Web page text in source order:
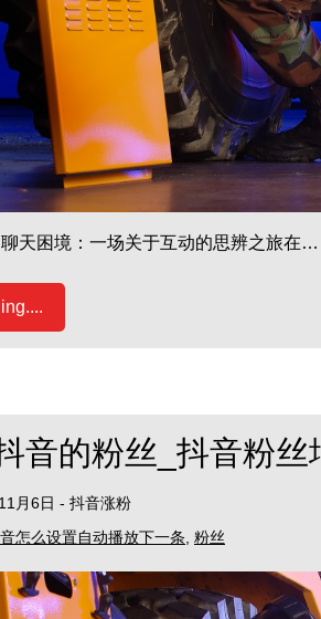
天困境：一场关于互动的思辨之旅在…
音的粉丝_抖音粉丝
月6日 - 抖音涨粉
怎么设置自动播放下一条 粉丝